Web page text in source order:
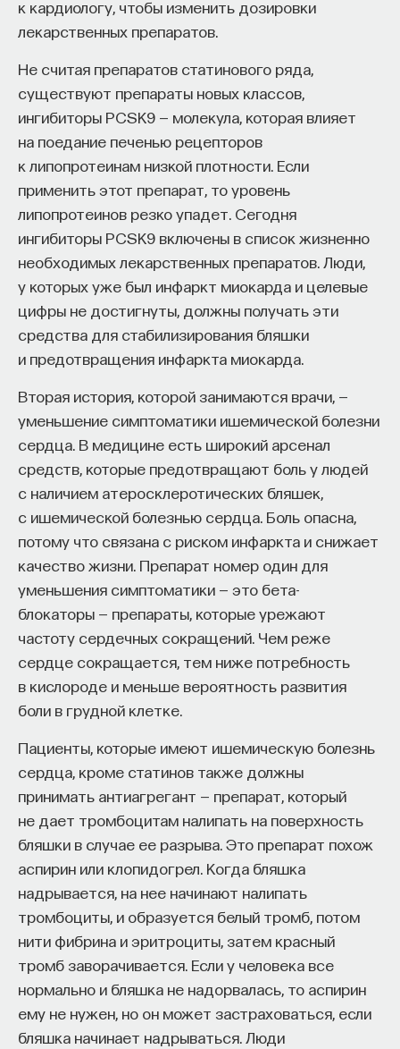
к кардиологу, чтобы изменить дозировки
лекарственных препаратов.
Не считая препаратов статинового ряда,
существуют препараты новых классов,
ингибиторы PCSK9 — молекула, которая влияет
на поедание печенью рецепторов
к липопротеинам низкой плотности. Если
применить этот препарат, то уровень
липопротеинов резко упадет. Сегодня
ингибиторы PCSK9 включены в список жизненно
необходимых лекарственных препаратов. Люди,
у которых уже был инфаркт миокарда и целевые
цифры не достигнуты, должны получать эти
средства для стабилизирования бляшки
и предотвращения инфаркта миокарда.
Вторая история, которой занимаются врачи, —
уменьшение симптоматики ишемической болезни
сердца. В медицине есть широкий арсенал
средств, которые предотвращают боль у людей
с наличием атеросклеротических бляшек,
с ишемической болезнью сердца. Боль опасна,
потому что связана с риском инфаркта и снижает
качество жизни. Препарат номер один для
уменьшения симптоматики — это бета-
блокаторы — препараты, которые урежают
частоту сердечных сокращений. Чем реже
сердце сокращается, тем ниже потребность
в кислороде и меньше вероятность развития
боли в грудной клетке.
Пациенты, которые имеют ишемическую болезнь
сердца, кроме статинов также должны
принимать антиагрегант — препарат, который
не дает тромбоцитам налипать на поверхность
бляшки в случае ее разрыва. Это препарат похож
аспирин или клопидогрел. Когда бляшка
надрывается, на нее начинают налипать
тромбоциты, и образуется белый тромб, потом
нити фибрина и эритроциты, затем красный
тромб заворачивается. Если у человека все
нормально и бляшка не надорвалась, то аспирин
ему не нужен, но он может застраховаться, если
бляшка начинает надрываться. Люди
Что такое партнёрский материал?
Внеси свой вклад в дело
просвещения!
ПОДДЕРЖАТЬ ПОСТНАУКУ